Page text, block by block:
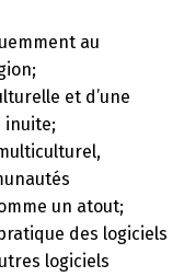
au
et d’une
inuite;
un atout;
des logiciels
logiciels